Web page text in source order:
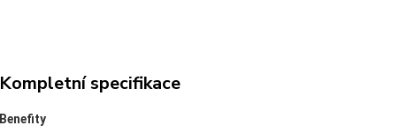
Kompletní specifikace
Benefity